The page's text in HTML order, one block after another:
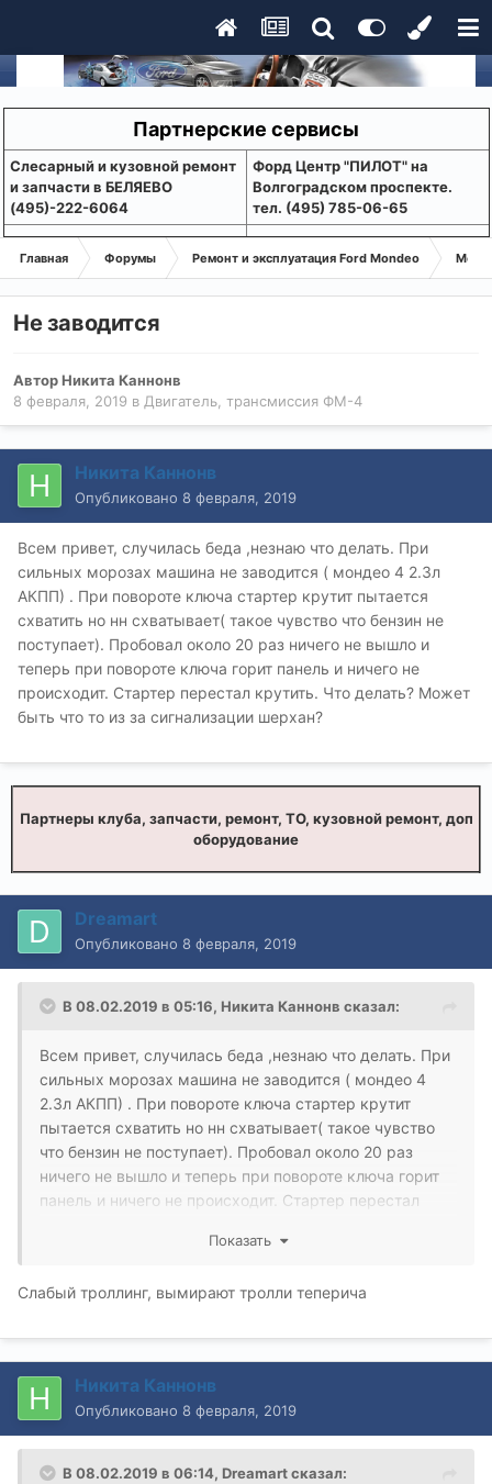
Партнерские сервисы
Слесарный и кузовной ремонт
и запчасти в БЕЛЯЕВО
(495)-222-6064
Форд Центр "ПИЛОТ" на
Волгоградском проспекте.
тел. (495) 785-06-65
Главная Форумы Ремонт и эксплуатация Ford Mondeo
Не заводится
АвторНикита Каннонв
8 февраля, 2019 в Двигатель, трансмиссия ФМ-4
Никита Каннонв
Опубликовано 8 февраля, 2019
Всем привет, случилась беда ,незнаю что делать. При
сильных морозах машина не заводится ( мондео 4 2.3л
АКПП) . При повороте ключа стартер крутит пытается
схватить но нн схватывает( такое чувство что бензин не
поступает). Пробовал около 20 раз ничего не вышло и
теперь при повороте ключа горит панель и ничего не
происходит. Стартер перестал крутить. Что делать? Может
быть что то из за сигнализации шерхан?
Партнеры клуба, запчасти, ремонт, ТО, кузовной ремонт, доп
оборудование
Dreamart
Опубликовано 8 февраля, 2019
В 08.02.2019 в 05:16, Никита Каннонв сказал:
Всем привет, случилась беда ,незнаю что делать. При
сильных морозах машина не заводится ( мондео 4
2.3л АКПП) . При повороте ключа стартер крутит
пытается схватить но нн схватывает( такое чувство
что бензин не поступает). Пробовал около 20 раз
ничего не вышло и теперь при повороте ключа горит
панель и ничего не происходит. Стартер перестал
сигнализации шерхан?Показать
Слабый троллинг, вымирают тролли теперича
Никита Каннонв
Опубликовано 8 февраля, 2019
В 08.02.2019 в 06:14, Dreamartсказал: